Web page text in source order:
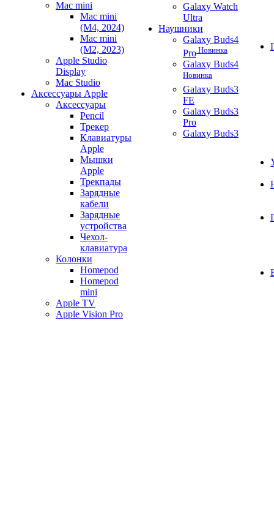
Mac mini
Mac mini
(M4, 2024)
Mac mini
(M2, 2023)
Apple Studio
Display
Mac Studio
Аксессуары Apple
Аксессуары
Pencil
Трекер
Клавиатуры
Apple
Мышки
Apple
Трекпады
Зарядные
кабели
Зарядные
устройства
Чехол-
клавиатура
Колонки
Homepod
Homepod
mini
Apple TV
Apple Vision Pro
Galaxy Watch
Ultra
Наушники
Galaxy Buds4
Pro Новинка
Galaxy Buds4
Новинка
Galaxy Buds3
FE
Galaxy Buds3
Pro
Galaxy Buds3